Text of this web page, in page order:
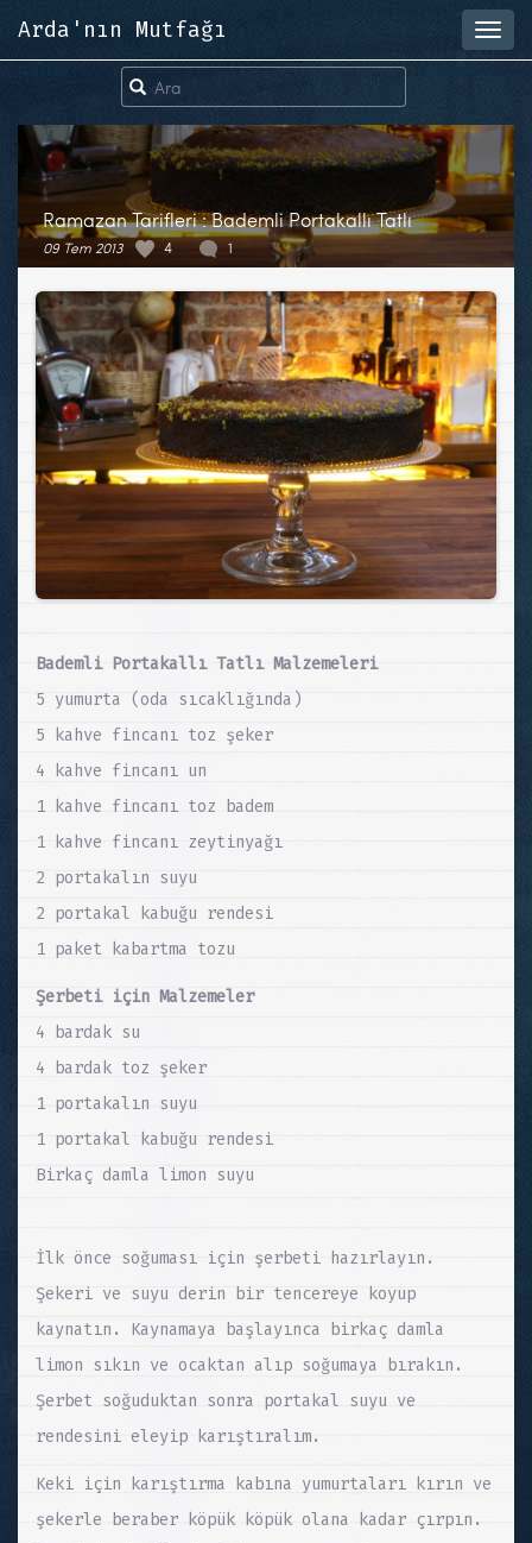
Arda'nın Mutfağı
Ramazan Tarifleri : Bademli Portakallı Tatlı
09 Tem 2013 4 1
Bademli Portakallı Tatlı Malzemeleri
5 yumurta (oda sıcaklığında)
5 kahve fincanı toz şeker
4 kahve fincanı un
1 kahve fincanı toz badem
1 kahve fincanı zeytinyağı
2 portakalın suyu
2 portakal kabuğu rendesi
1 paket kabartma tozu
Şerbeti için Malzemeler
4 bardak su
4 bardak toz şeker
1 portakalın suyu
1 portakal kabuğu rendesi
Birkaç damla limon suyu
İlk önce soğuması için şerbeti hazırlayın.
Şekeri ve suyu derin bir tencereye koyup
kaynatın. Kaynamaya başlayınca birkaç damla
limon sıkın ve ocaktan alıp soğumaya bırakın.
Şerbet soğuduktan sonra portakal suyu ve
rendesini eleyip karıştıralım.
Keki için karıştırma kabına yumurtaları kırın ve
şekerle beraber köpük köpük olana kadar çırpın.